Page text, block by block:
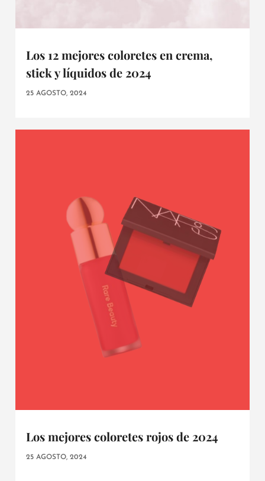
Los 12 mejores coloretes en crema,
stick y líquidos de 2024
25 AGOSTO, 2024
Los mejores coloretes rojos de 2024
25 AGOSTO, 2024